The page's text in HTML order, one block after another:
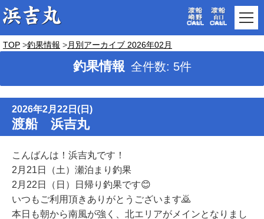
TOP 釣果情報 月別アーカイブ 2026年02月
釣果情報 全件数: 5件
2026年2月22日(日)
渡船 浜吉丸
こんばんは！浜吉丸です！
2月21日（土）瀬泊まり釣果
2月22日（日）日帰り釣果です😊
いつもご利用頂きありがとうございます🙇
本日も朝から南風が強く、北エリアがメインとなりまし